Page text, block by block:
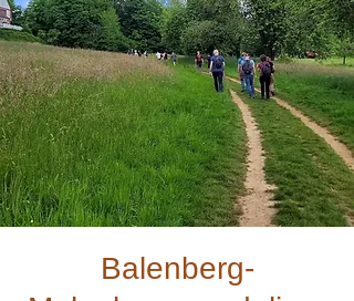
Balenberg-